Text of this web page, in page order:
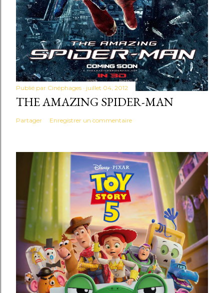
Publié par Cinéphages juillet 04, 2012
THE AMAZING SPIDER-MAN
Partager Enregistrer un commentaire